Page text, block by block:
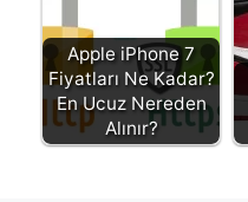
Apple iPhone 7
Fiyatları Ne Kadar?
En Ucuz Nereden
Alınır?